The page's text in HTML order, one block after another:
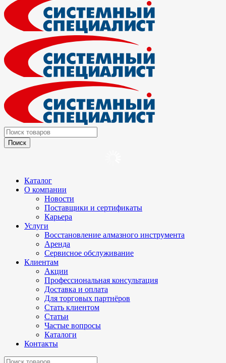
Каталог
О компании
Новости
Поставщики и сертификаты
Карьера
Услуги
Восстановление алмазного инструмента
Аренда
Сервисное обслуживание
Клиентам
Акции
Профессиональная консультация
Доставка и оплата
Для торговых партнёров
Стать клиентом
Статьи
Частые вопросы
Каталоги
Контакты